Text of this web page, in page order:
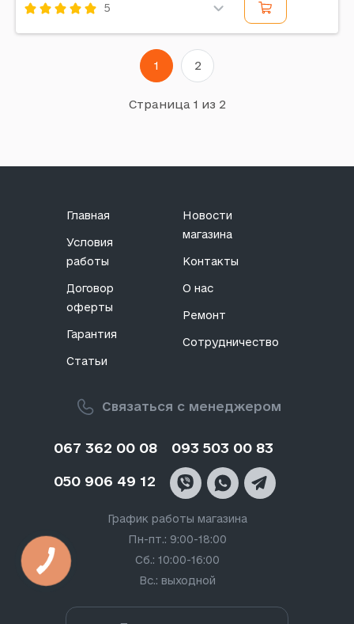
5
Примечание: 10 мм, 120 см, Rose Red
1 2
Страница 1 из 2
Связаться с менеджером
067 362 00 08 093 503 00 83
050 906 49 12
График работы магазина
Пн-пт.: 9:00-18:00
Сб.: 10:00-16:00
Вс.: выходной
Главная
Условия
работы
Договор
оферты
Гарантия
Статьи
Новости
магазина
Контакты
О нас
Ремонт
Сотрудничество